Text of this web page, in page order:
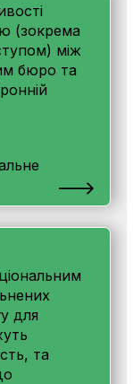
(зокрема
між
бюро та
для
та